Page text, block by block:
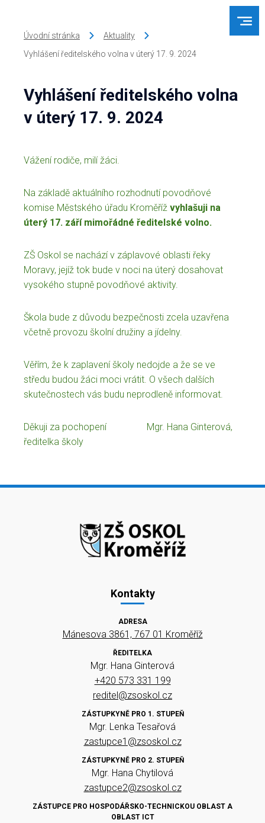
Úvodní stránka
Aktuality
Vyhlášení ředitelského volna v úterý 17. 9. 2024
Vyhlášení ředitelského volna
v úterý 17. 9. 2024
Vážení rodiče, milí žáci.
Na základě aktuálního rozhodnutí povodňové
komise Městského úřadu Kroměříž vyhlašuji na
úterý 17. září mimořádné ředitelské volno.
ZŠ Oskol se nachází v záplavové oblasti řeky
Moravy, jejíž tok bude v noci na úterý dosahovat
vysokého stupně povodňové aktivity.
Škola bude z důvodu bezpečnosti zcela uzavřena
včetně provozu školní družiny a jídelny.
Věřím, že k zaplavení školy nedojde a že se ve
středu budou žáci moci vrátit. O všech dalších
skutečnostech vás budu neprodleně informovat.
Děkuji za pochopení Mgr. Hana Ginterová,
ředitelka školy
Kontakty
ADRESA
Mánesova 3861, 767 01 Kroměříž
ŘEDITELKA
Mgr. Hana Ginterová
+420 573 331 199
reditel@zsoskol.cz
ZÁSTUPKYNĚ PRO 1. STUPEŇ
Mgr. Lenka Tesařová
zastupce1@zsoskol.cz
ZÁSTUPKYNĚ PRO 2. STUPEŇ
Mgr. Hana Chytilová
zastupce2@zsoskol.cz
ZÁSTUPCE PRO HOSPODÁŘSKO-TECHNICKOU OBLAST A
OBLAST ICT